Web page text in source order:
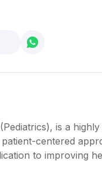
is a highly
centered
to improving